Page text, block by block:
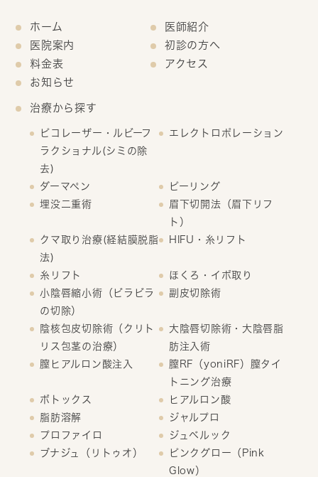
ホーム
医師紹介
医院案内
初診の方へ
料金表
アクセス
お知らせ
治療から探す
ピコレーザー・ルビーフ
ラクショナル(シミの除
去)
エレクトロポレーション
ダーマペン
ピーリング
埋没二重術
眉下切開法（眉下リフ
ト）
クマ取り治療(経結膜脱脂
法)
HIFU・糸リフト
糸リフト
ほくろ・イボ取り
小陰唇縮小術（ビラビラ
の切除）
副皮切除術
陰核包皮切除術（クリト
リス包茎の治療）
大陰唇切除術・大陰唇脂
肪注入術
膣ヒアルロン酸注入
膣RF（yoniRF）膣タイ
トニング治療
ボトックス
ヒアルロン酸
脂肪溶解
ジャルプロ
プロファイロ
ジュベルック
ブナジュ（リトゥオ）
ピンクグロー（Pink
Glow）